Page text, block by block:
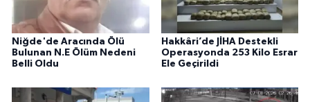
Niğde'de Aracında Ölü
Bulunan N.E Ölüm Nedeni
Belli Oldu
Hakkâri’de JİHA Destekli
Operasyonda 253 Kilo Esrar
Ele Geçirildi